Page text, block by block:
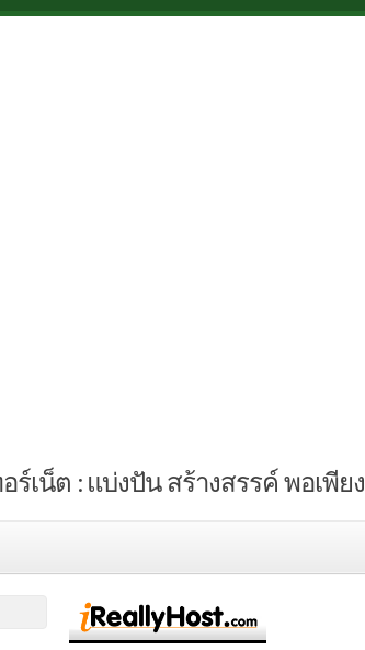
เน็ต : แบ่งปัน สร้างสรรค์ พอเพียง